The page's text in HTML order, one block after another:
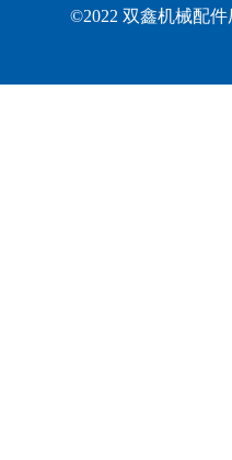
©2022 双鑫机械配